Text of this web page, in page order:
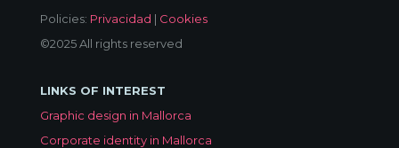
Policies: Privacidad | Cookies
©2025 All rights reserved
LINKS OF INTEREST
Graphic design in Mallorca
Corporate identity in Mallorca